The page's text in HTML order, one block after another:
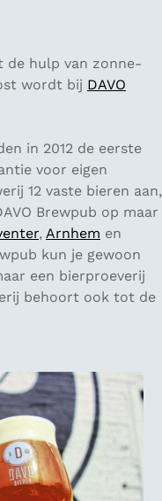
de hulp van zonne-
wordt bij DAVO
in 2012 de eerste
voor eigen
12 vaste bieren aan,
Brewpub op maar
, Arnhem en
kun je gewoon
een bierproeverij
behoort ook tot de